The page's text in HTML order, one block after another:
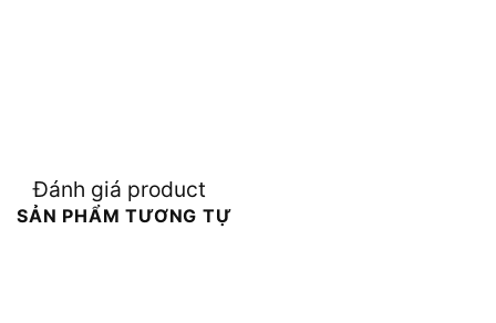
Đánh giá product
SẢN PHẨM TƯƠNG TỰ